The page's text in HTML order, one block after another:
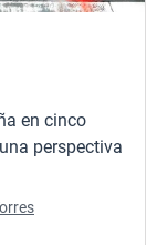
en cinco
perspectiva